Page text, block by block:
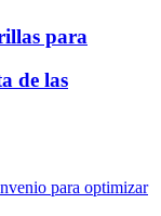
para
de las